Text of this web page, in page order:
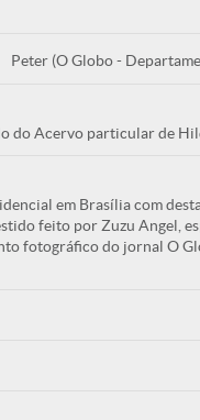
Peter (O Globo -
do Acervo particular de
em Brasília com
feito por Zuzu Angel,
fotográfico do jornal O